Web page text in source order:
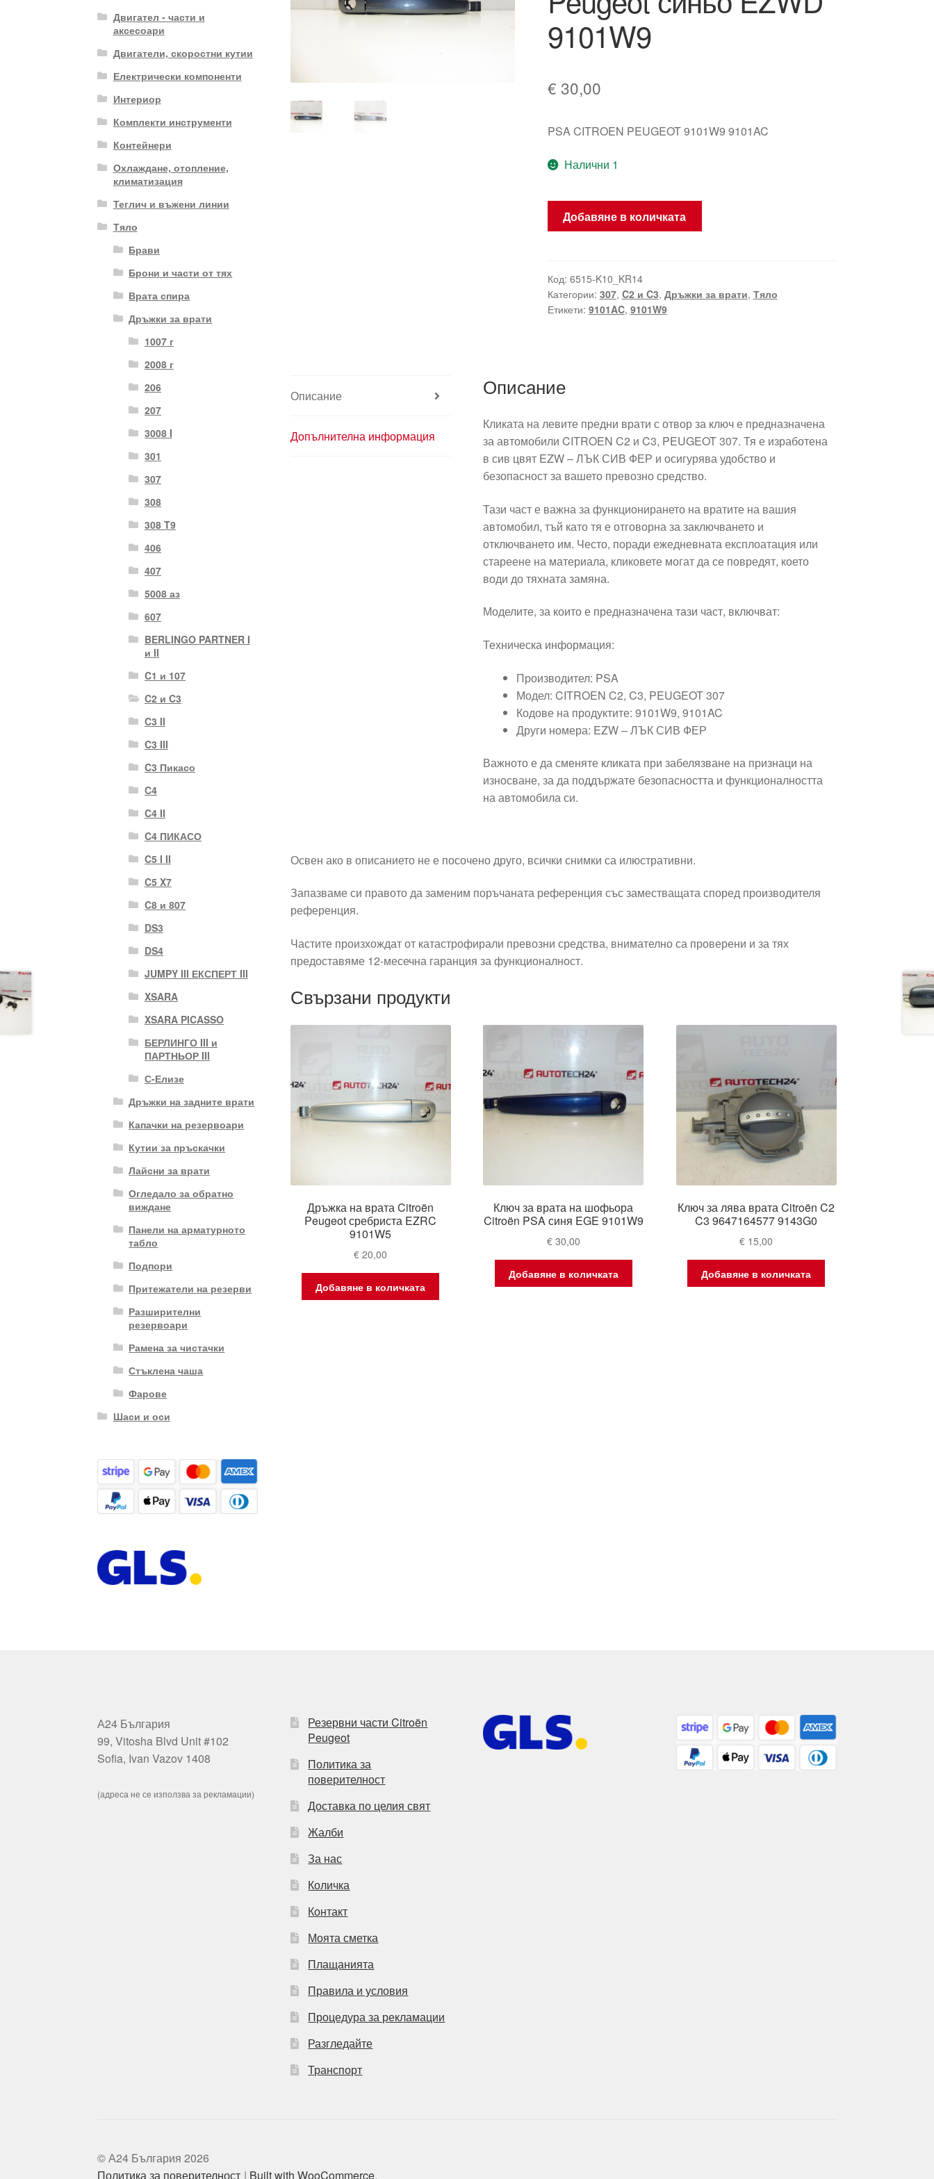
9101W9
€ 30,00
PSA CITROEN PEUGEOT 9101W9 9101AC
Налични 1
количество
врата
на
шофьора
EZWD
Добавяне в количката
Код: 6515-K10_KR14
Категории: 307, C2 и C3, Дръжки за врати, Тяло
Етикети: 9101AC, 9101W9
Описание
Допълнителна информация
Описание
Кликата на левите предни врати с отвор за ключ е предназначена
за автомобили CITROEN C2 и C3, PEUGEOT 307. Тя е изработена
в сив цвят EZW – ЛЪК СИВ ФЕР и осигурява удобство и
безопасност за вашето превозно средство.
Тази част е важна за функционирането на вратите на вашия
автомобил, тъй като тя е отговорна за заключването и
отключването им. Често, поради ежедневната експлоатация или
стареене на материала, кликовете могат да се повредят, което
води до тяхната замяна.
Моделите, за които е предназначена тази част, включват:
Техническа информация:
Производител: PSA
Модел: CITROEN C2, C3, PEUGEOT 307
Кодове на продуктите: 9101W9, 9101AC
Други номера: EZW – ЛЪК СИВ ФЕР
Важното е да сменяте кликата при забелязване на признаци на
износване, за да поддържате безопасността и функционалността
на автомобила си.
Освен ако в описанието не е посочено друго, всички снимки са илюстративни.
Запазваме си правото да заменим поръчаната референция със заместващата според производителя
референция.
Частите произхождат от катастрофирали превозни средства, внимателно са проверени и за тях
предоставяме 12-месечна гаранция за функционалност.
Свързани продукти
Дръжка на врата Citroën
Peugeot сребриста EZRC
9101W5
€ 20,00
Добавяне в количката
Ключ за врата на шофьора
Citroën PSA синя EGE 9101W9
€30,00
Добавяне в количката
Ключ за лява врата Citroën C2
C3 9647164577 9143G0
€ 15,00
Добавяне в количката
Двигател - части и
аксесоари
Двигатели, скоростни кутии
Електрически компоненти
Интериор
Комплекти инструменти
Контейнери
Охлаждане, отопление,
климатизация
Теглич и въжени линии
Тяло
Брави
Брони и части от тях
Врата спира
Дръжки за врати
1007 г
2008 г
206
207
3008 I
301
307
308
308 T9
406
407
5008 аз
607
BERLINGO PARTNER I
и II
C1 и 107
C2 и C3
C3 II
C3 III
C3 Пикасо
C4
C4 II
C4 ПИКАСО
C5 I II
C5 X7
C8 и 807
DS3
DS4
JUMPY III ЕКСПЕРТ III
XSARA
XSARA PICASSO
БЕРЛИНГО III и
ПАРТНЬОР III
С-Елизе
Дръжки на задните врати
Капачки на резервоари
Кутии за пръскачки
Лайсни за врати
Огледало за обратно
виждане
Панели на арматурното
табло
Подпори
Притежатели на резерви
Разширителни
резервоари
Рамена за чистачки
Стъклена чаша
Фарове
Шаси и оси
А24 България
99, Vitosha Blvd Unit #102
Sofia, Ivan Vazov 1408
(адреса не се използва за рекламации)
Резервни части Citroën
Peugeot
Политика за
поверителност
Доставка по целия свят
Жалби
За нас
Количка
Контакт
Моята сметка
Плащанията
Правила и условия
Процедура за рекламации
Разгледайте
Транспорт
© А24 България 2026
Политика за поверителност
Built with WooCommerce.